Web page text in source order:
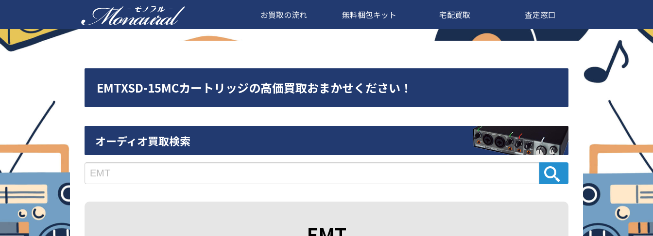
お買取の流れ 無料梱包キット 宅配買取 査定窓口
EMTXSD-15MCカートリッジの高価買取おまかせください！
オーディオ買取検索